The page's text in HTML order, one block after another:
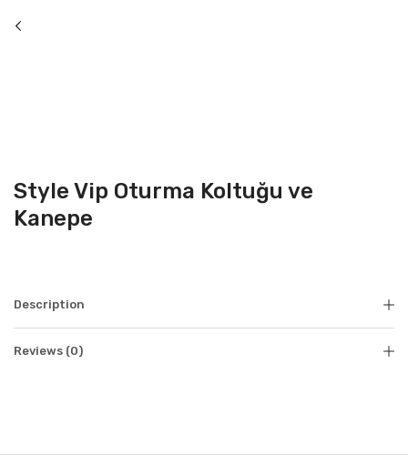
Style Vip Oturma Koltuğu ve
Kanepe
Description
Reviews (0)